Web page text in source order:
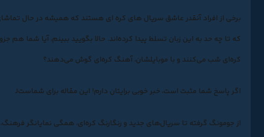
برخی از افراد آنقدر عاشق سریال‌ های کره‌ ای هستند که همیشه در حال
که تا چه حد به این زبان تسلط پیدا کرده‌اند. حالا بگویید ببینم، آیا شما هم
کره‌ای شب می‌کنند و با موبایلشان، آهنگ کره‌ای گوش می‌دهند؟
اگر پاسخ شما مثبت است، خبر خوبی برایتان دارم! این مقاله برای شماستJ
از جومونگ گرفته تا سریال‌های جدید و رنگارنگ کره‌ای، همگی نمایانگر